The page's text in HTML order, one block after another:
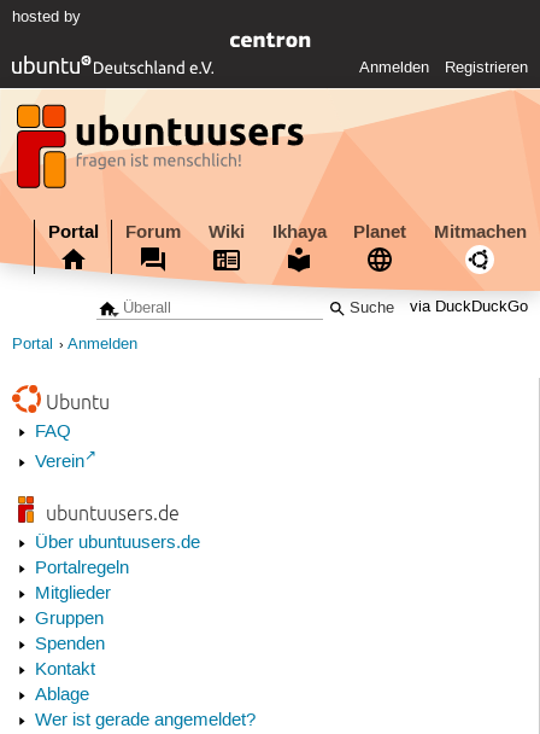
hosted by
Anmelden Registrieren
Portal Forum Wiki Ikhaya Planet Mitmachen
via DuckDuckGo
Portal Anmelden
Ubuntu
FAQ
Verein
ubuntuusers.de
Über ubuntuusers.de
Portalregeln
Mitglieder
Gruppen
Spenden
Kontakt
Ablage
Wer ist gerade angemeldet?